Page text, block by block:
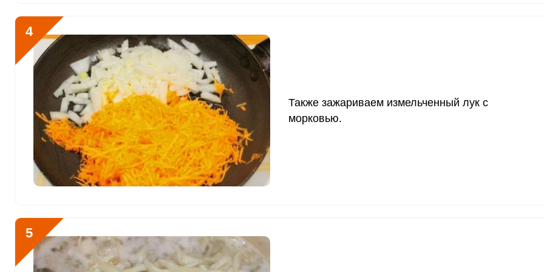
Рубидий
Селен 78.9 мкг
1138.4 мкг
23.7 мкг 50 мкг 1.9
Цинк 13.1 мг
Бор 707.5 мкг
Ванадий 371.5 мкг
4
Также зажариваем измельченный лук с
морковью.
5